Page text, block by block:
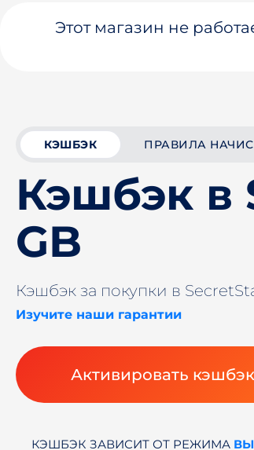
Этот магазин не
КЭШБЭК ПРАВИЛА
Кэшбэк в
GB
Кэшбэк за покупки в
Изучите наши гарантии
Активировать кэшбэк
КЭШБЭК ЗАВИСИТ ОТ РЕЖИМА